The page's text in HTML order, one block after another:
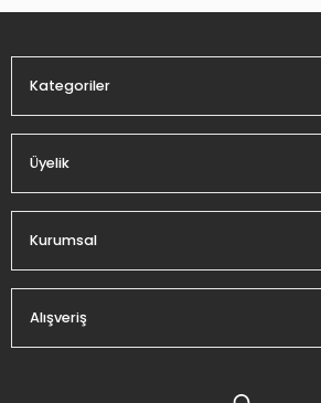
Kategoriler
Üyelik
Kurumsal
Alışveriş